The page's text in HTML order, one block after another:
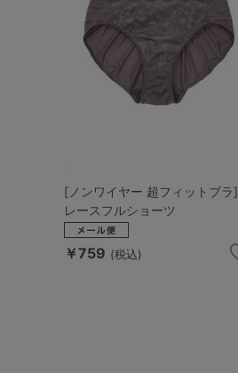
[ノンワイヤー 超フィットブラ]
レースフルショーツ
￥759 (税込)